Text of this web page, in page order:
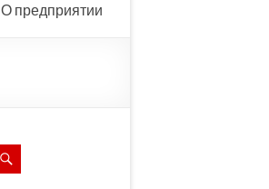
О предприятии